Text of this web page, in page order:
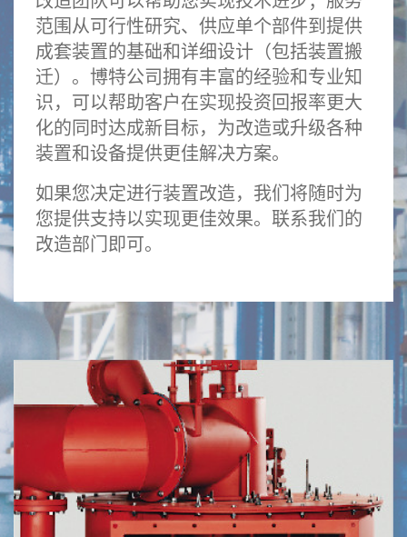
范围从可行性研究、供应单个部件到提供
成套装置的基础和详细设计（包括装置搬
迁）。博特公司拥有丰富的经验和专业知
识，可以帮助客户在实现投资回报率更大
化的同时达成新目标，为改造或升级各种
装置和设备提供更佳解决方案。
如果您决定进行装置改造，我们将随时为
您提供支持以实现更佳效果。联系我们的
改造部门即可。